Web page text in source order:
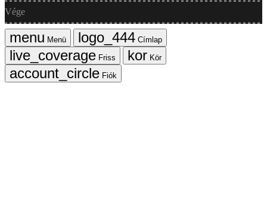
Vége
Menü
Címlap
Friss
Kör
Fiók